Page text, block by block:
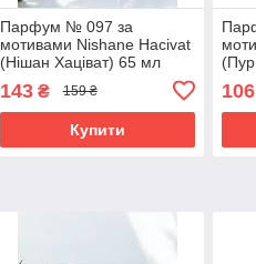
Парфум № 097 за
мотивами Nishane Hacivat
(Нішан Хаціват) 65 мл
143₴ 159 ₴
Купити
106